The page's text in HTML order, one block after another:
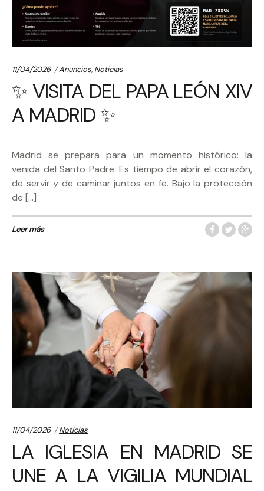
11/04/2026 Categories:
Anuncios, Noticias
✨ VISITA DEL PAPA LEÓN XIV
A MADRID ✨
Madrid se prepara para un momento histórico: la
venida del Santo Padre. Es tiempo de abrir el corazón,
de servir y de caminar juntos en fe. Bajo la protección
de […]
Leer más
11/04/2026 Categories:
Noticias
LA IGLESIA EN MADRID SE
UNE A LA VIGILIA MUNDIAL